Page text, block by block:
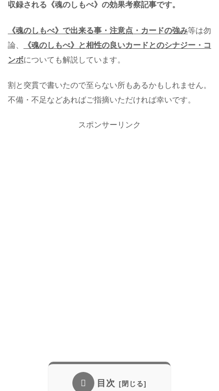
収録される《魂のしもべ》の効果考察記事です。
《魂のしもべ》で出来る事・注意点・カードの強み等は勿
論、
《魂のしもべ》と相性の良いカードとのシナジー・コ
ンボについても解説しています。
割と突貫で書いたので至らない所もあるかもしれません。
不備・不足などあればご指摘いただければ幸いです。
スポンサーリンク
目次